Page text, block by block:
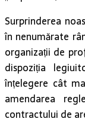
Surprinderea
în nenumărate
organizații de
dispoziția
înțelegere cât
amendarea
contractului de